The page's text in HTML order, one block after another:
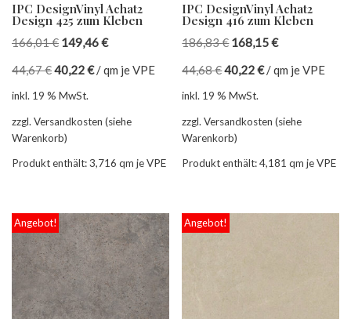
IPC DesignVinyl Achat2
Design 425 zum Kleben
166,01€ 149,46€
44,67€40,22€/qm je VPE
inkl. 19 % MwSt.
zzgl. Versandkosten (siehe
Warenkorb)
Produkt enthält: 3,716 qm je VPE
IPC DesignVinyl Achat2
Design 416 zum Kleben
186,83€ 168,15€
44,68€40,22€/qm je VPE
inkl. 19 % MwSt.
zzgl. Versandkosten (siehe
Warenkorb)
Produkt enthält: 4,181qm je VPE
Angebot! Angebot!